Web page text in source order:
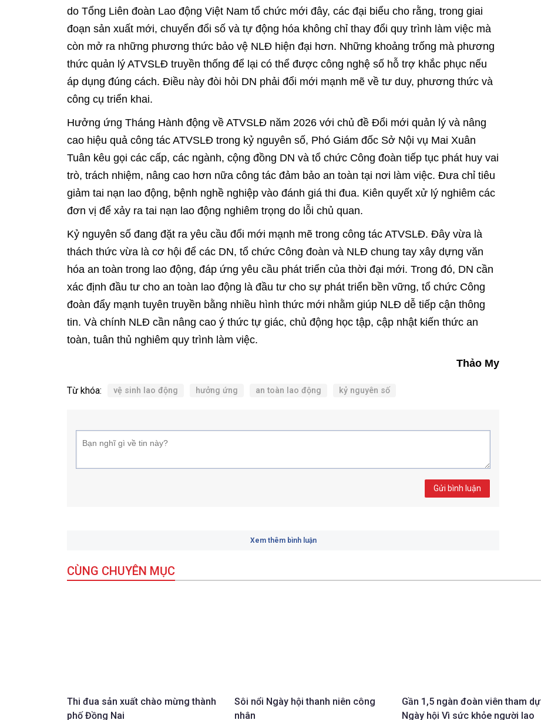
do Tổng Liên đoàn Lao động Việt Nam tổ chức mới đây, các đại biểu cho rằng, trong giai
đoạn sản xuất mới, chuyển đổi số và tự động hóa không chỉ thay đổi quy trình làm việc mà
còn mở ra những phương thức bảo vệ NLĐ hiện đại hơn. Những khoảng trống mà phương
thức quản lý ATVSLĐ truyền thống để lại có thể được công nghệ số hỗ trợ khắc phục nếu
áp dụng đúng cách. Điều này đòi hỏi DN phải đổi mới mạnh mẽ về tư duy, phương thức và
công cụ triển khai.
Hưởng ứng Tháng Hành động về ATVSLĐ năm 2026 với chủ đề Đổi mới quản lý và nâng
cao hiệu quả công tác ATVSLĐ trong kỷ nguyên số, Phó Giám đốc Sở Nội vụ Mai Xuân
Tuân kêu gọi các cấp, các ngành, cộng đồng DN và tổ chức Công đoàn tiếp tục phát huy vai
trò, trách nhiệm, nâng cao hơn nữa công tác đảm bảo an toàn tại nơi làm việc. Đưa chỉ tiêu
giảm tai nạn lao động, bệnh nghề nghiệp vào đánh giá thi đua. Kiên quyết xử lý nghiêm các
đơn vị để xảy ra tai nạn lao động nghiêm trọng do lỗi chủ quan.
Kỷ nguyên số đang đặt ra yêu cầu đổi mới mạnh mẽ trong công tác ATVSLĐ. Đây vừa là
thách thức vừa là cơ hội để các DN, tổ chức Công đoàn và NLĐ chung tay xây dựng văn
hóa an toàn trong lao động, đáp ứng yêu cầu phát triển của thời đại mới. Trong đó, DN cần
xác định đầu tư cho an toàn lao động là đầu tư cho sự phát triển bền vững, tổ chức Công
đoàn đẩy mạnh tuyên truyền bằng nhiều hình thức mới nhằm giúp NLĐ dễ tiếp cận thông
tin. Và chính NLĐ cần nâng cao ý thức tự giác, chủ động học tập, cập nhật kiến thức an
toàn, tuân thủ nghiêm quy trình làm việc.
Thảo My
Từ khóa: vệ sinh lao động hưởng ứng an toàn lao động kỷ nguyên số
Gửi bình luận
Xem thêm bình luận
CÙNG CHUYÊN MỤC
Thi đua sản xuất chào mừng thành
phố Đồng Nai
Sôi nổi Ngày hội thanh niên công
nhân
Gần 1,5 ngàn đoàn viên tham dự
Ngày hội Vì sức khỏe người lao